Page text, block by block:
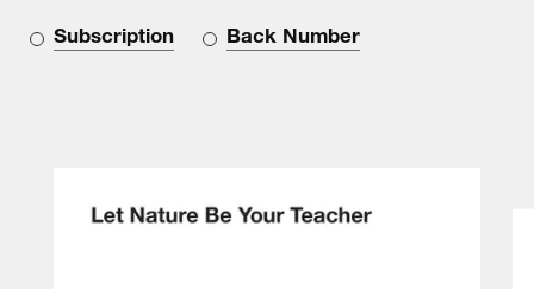
Subscription Back Number